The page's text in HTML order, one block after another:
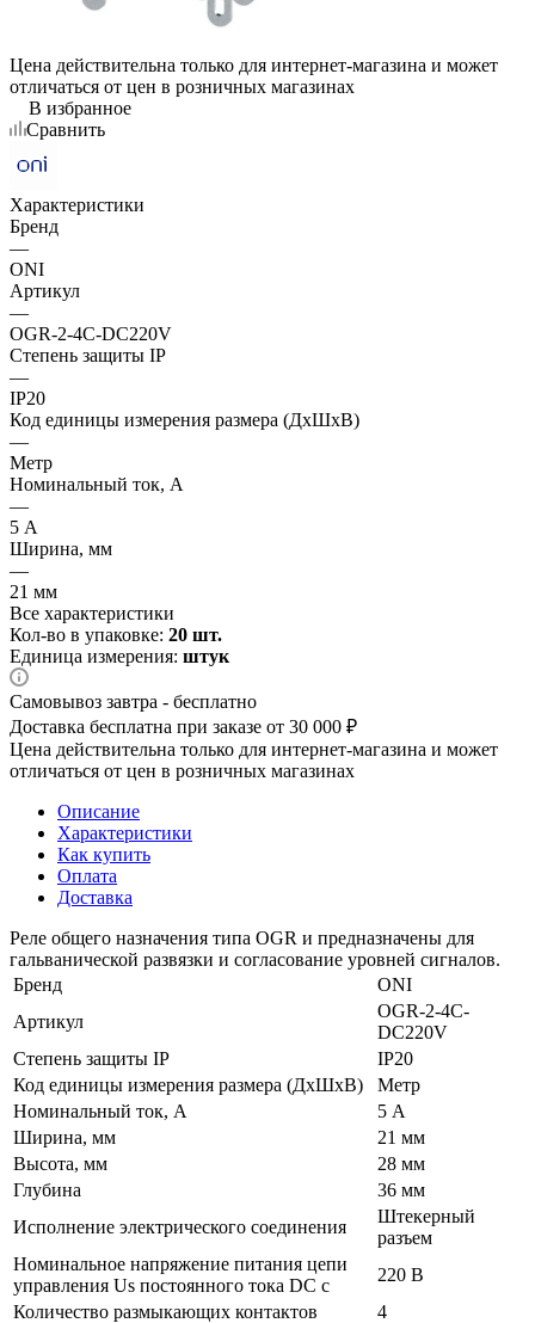
Цена действительна только для интернет-магазина и может
отличаться от цен в розничных магазинах
В избранное
Сравнить
Характеристики
Бренд
—
ONI
Артикул
—
OGR-2-4C-DC220V
Степень защиты IP
—
IP20
Код единицы измерения размера (ДхШхВ)
—
Метр
Номинальный ток, А
—
5 А
Ширина, мм
—
21 мм
Все характеристики
Кол-во в упаковке: 20 шт.
Единица измерения: штук
Самовывоз завтра - бесплатно
Доставка бесплатна при заказе от 30 000 ₽
Цена действительна только для интернет-магазина и может
отличаться от цен в розничных магазинах
Описание
Характеристики
Как купить
Оплата
Доставка
Реле общего назначения типа OGR и предназначены для
гальванической развязки и согласование уровней сигналов.
Бренд
ONI
Артикул
OGR-2-4C-
DC220V
Степень защиты IP
IP20
Код единицы измерения размера (ДхШхВ)
Метр
Номинальный ток, А
5 А
Ширина, мм
21 мм
Высота, мм
28 мм
Глубина
36 мм
Исполнение электрического соединения
Штекерный
разъем
Номинальное напряжение питания цепи
управления Us постоянного тока DC с
220 В
Количество размыкающих контактов
4